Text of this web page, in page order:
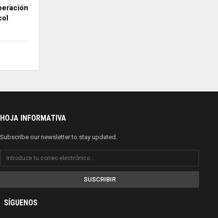
HOJA INFORMATIVA
Subscribe our newsletter to stay updated.
SUSCRIBIR
SÍGUENOS